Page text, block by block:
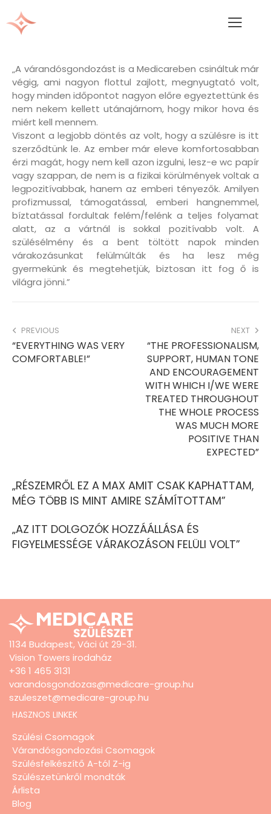
„A várandósgondozást is a Medicareben csináltuk már
végig, ami nagyon flottul zajlott, megnyugtató volt,
hogy minden időpontot nagyon előre egyeztettünk és
nem nekem kellett utánajárnom, hogy mikor hova és
miért kell mennem.
Viszont a legjobb döntés az volt, hogy a szülésre is itt
szerződtünk le. Az ember már eleve komfortosabban
érzi magát, hogy nem kell azon izgulni, lesz-e wc papír
vagy szappan, de nem is a fizikai körülmények voltak a
legpozitívabbak, hanem az emberi tényezők. Amilyen
profizmussal, támogatással, emberi hangnemmel,
bíztatással fordultak felém/felénk a teljes folyamat
alatt, az a vártnál is sokkal pozitívabb volt. A
szülésélmény és a bent töltött napok minden
várakozásunkat felülmúlták és ha lesz még
gyermekünk és megtehetjük, biztosan itt fog ő is
világra jönni.”
PREVIOUS
“EVERYTHING WAS VERY
COMFORTABLE!”
NEXT
“THE PROFESSIONALISM,
SUPPORT, HUMAN TONE
AND ENCOURAGEMENT
WITH WHICH I/WE WERE
TREATED THROUGHOUT
THE WHOLE PROCESS
WAS MUCH MORE
POSITIVE THAN
EXPECTED”
„RÉSZEMRŐL EZ A MAX AMIT CSAK KAPHATTAM,
MÉG TÖBB IS MINT AMIRE SZÁMÍTOTTAM”
„AZ ITT DOLGOZÓK HOZZÁÁLLÁSA ÉS
FIGYELMESSÉGE VÁRAKOZÁSON FELÜLI VOLT”
1134 Budapest, Váci út 29-31.
Vision Towers irodaház
+36 1 465 3131
varandosgondozas@medicare-group.hu
szuleszet@medicare-group.hu
HASZNOS LINKEK
Szülési Csomagok
Várandósgondozási Csomagok
Szülésfelkészítő A-tól Z-ig
Szülészetünkről mondták
Árlista
Blog